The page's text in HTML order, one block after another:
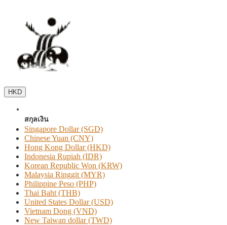
HKD
สกุลเงิน
Singapore Dollar (SGD)
Chinese Yuan (CNY)
Hong Kong Dollar (HKD)
Indonesia Rupiah (IDR)
Korean Republic Won (KRW)
Malaysia Ringgit (MYR)
Philippine Peso (PHP)
Thai Baht (THB)
United States Dollar (USD)
Vietnam Dong (VND)
New Taiwan dollar (TWD)